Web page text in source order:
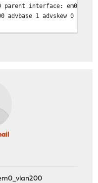
interface: em0
1 advskew 0